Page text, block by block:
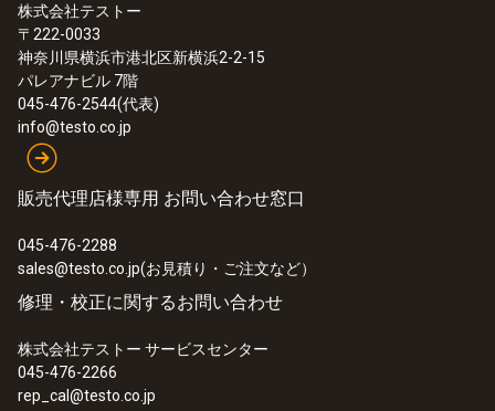
株式会社テストー
〒222-0033
神奈川県横浜市港北区新横浜2-2-15
パレアナビル 7階
045-476-2544(代表)
info@testo.co.jp
販売代理店様専用 お問い合わせ窓口
045-476-2288
sales@testo.co.jp(お見積り・ご注文など）
修理・校正に関するお問い合わせ
株式会社テストー サービスセンター
045-476-2266
rep_cal@testo.co.jp